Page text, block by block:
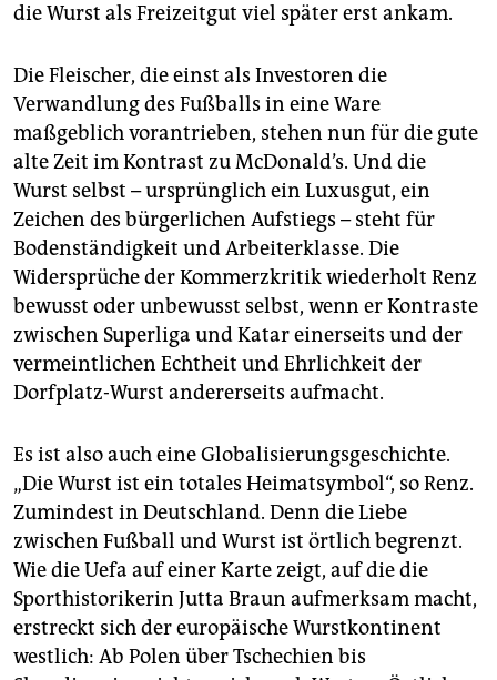
die Wurst als Freizeitgut viel später erst ankam.
Die Fleischer, die einst als Investoren die
Verwandlung des Fußballs in eine Ware
maßgeblich vorantrieben, stehen nun für die gute
alte Zeit im Kontrast zu McDonald’s. Und die
Wurst selbst – ursprünglich ein Luxusgut, ein
Zeichen des bürgerlichen Aufstiegs – steht für
Bodenständigkeit und Arbeiterklasse. Die
Widersprüche der Kommerzkritik wiederholt Renz
bewusst oder unbewusst selbst, wenn er Kontraste
zwischen Superliga und Katar einerseits und der
vermeintlichen Echtheit und Ehrlichkeit der
Dorfplatz-Wurst andererseits aufmacht.
Es ist also auch eine Globalisierungsgeschichte.
„Die Wurst ist ein totales Heimatsymbol“, so Renz.
Zumindest in Deutschland. Denn die Liebe
zwischen Fußball und Wurst ist örtlich begrenzt.
Wie die Uefa auf einer Karte zeigt, auf die die
Sporthistorikerin Jutta Braun aufmerksam macht,
erstreckt sich der europäische Wurstkontinent
westlich: Ab Polen über Tschechien bis